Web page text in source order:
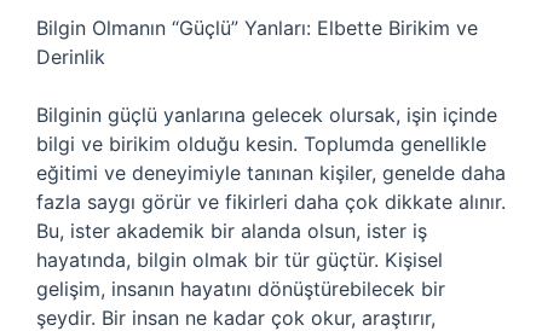
Bilgin Olmanın “Güçlü” Yanları: Elbette Birikim ve
Derinlik
Bilginin güçlü yanlarına gelecek olursak, işin içinde
bilgi ve birikim olduğu kesin. Toplumda genellikle
eğitimi ve deneyimiyle tanınan kişiler, genelde daha
fazla saygı görür ve fikirleri daha çok dikkate alınır.
Bu, ister akademik bir alanda olsun, ister iş
hayatında, bilgin olmak bir tür güçtür. Kişisel
gelişim, insanın hayatını dönüştürebilecek bir
şeydir. Bir insan ne kadar çok okur, araştırır,